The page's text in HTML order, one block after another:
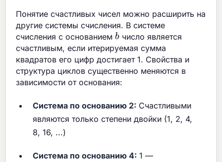
Понятие счастливых чисел можно расширить на
другие системы счисления. В системе
счисления с основаниемbчисло является
счастливым, если итерируемая сумма
квадратов его цифр достигает 1. Свойства и
структура циклов существенно меняются в
зависимости от основания:
Система по основанию 2: Счастливыми
являются только степени двойки (1, 2, 4,
8, 16, ...)
Система по основанию 4: 1 —